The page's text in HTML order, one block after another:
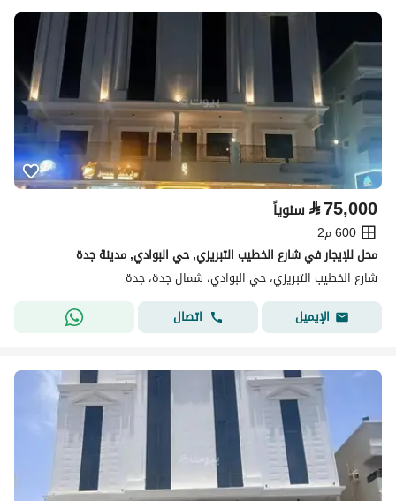
⃁75,000 سنوياً
600 م2
محل للإيجار في شارع الخطيب التبريزي, حي البوادي, مدينة جدة
شارع الخطيب التبريزي، حي البوادي، شمال جدة، جدة
الإيميل
اتصال